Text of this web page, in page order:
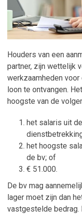
Maatwerk
Houders van een
partner, zijn wettelijk
werkzaamheden
loon te ontvangen.
hoogste van de
het salaris uit
het hoogste
de bv; of
€ 51.000.
De bv mag
lager moet zijn dan
vastgestelde bedrag.